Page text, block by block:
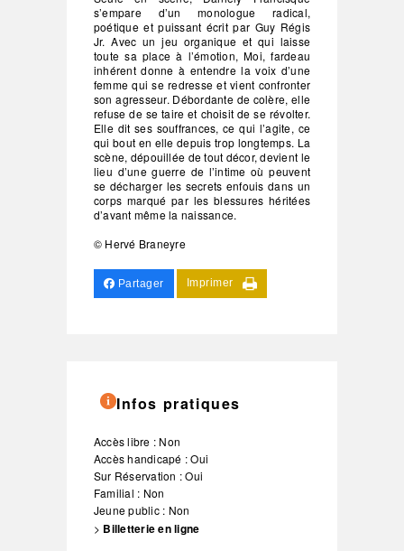
s’empare d’un monologue radical,
poétique et puissant écrit par Guy Régis
Jr. Avec un jeu organique et qui laisse
toute sa place à l’émotion, Moi, fardeau
inhérent donne à entendre la voix d’une
femme qui se redresse et vient confronter
son agresseur. Débordante de colère, elle
refuse de se taire et choisit de se révolter.
Elle dit ses souffrances, ce qui l’agite, ce
qui bout en elle depuis trop longtemps. La
scène, dépouillée de tout décor, devient le
lieu d’une guerre de l’intime où peuvent
se décharger les secrets enfouis dans un
corps marqué par les blessures héritées
d’avant même la naissance.
© Hervé Braneyre
Partager Imprimer
Infos pratiques
Accès libre : Non
Accès handicapé : Oui
Sur Réservation : Oui
Familial : Non
Jeune public : Non
> Billetterie en ligne